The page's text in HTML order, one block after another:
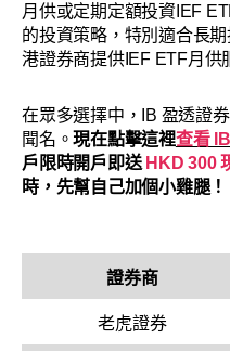
月供或定期定額投資IEF
的投資策略，特別適合長
港證券商提供IEF ETF月供
在眾多選擇中，IB 盈透證
聞名。現在點擊這裡查看
戶限時開戶即送 HKD 300
時，先幫自己加個小雞腿！
證券商
老虎證券